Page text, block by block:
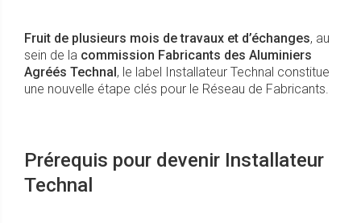
Fruit de plusieurs mois de travaux et d’échanges, au
sein de la commission Fabricants des Aluminiers
Agréés Technal, le label Installateur Technal constitue
une nouvelle étape clés pour le Réseau de Fabricants.
Prérequis pour devenir Installateur
Technal